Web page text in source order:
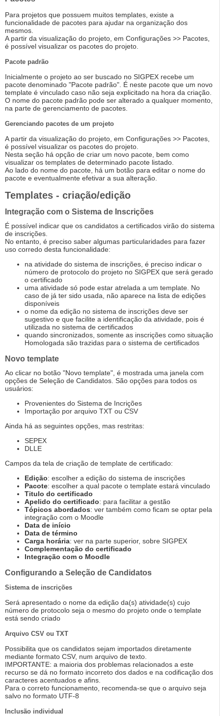
Para projetos que possuem muitos templates, existe a
funcionalidade de pacotes para ajudar na organização dos
mesmos.
A partir da visualização do projeto, em Configurações >> Pacotes,
é possível visualizar os pacotes do projeto.
Pacote padrão
Inicialmente o projeto ao ser buscado no SIGPEX recebe um
pacote denominado "Pacote padrão". É neste pacote que um novo
template é vinculado caso não seja explicitado na hora da criação.
O nome do pacote padrão pode ser alterado a qualquer momento,
na parte de gerenciamento de pacotes.
Gerenciando pacotes de um projeto
A partir da visualização do projeto, em Configurações >> Pacotes,
é possível visualizar os pacotes do projeto.
Nesta seção há opção de criar um novo pacote, bem como
visualizar os templates de determinado pacote listado.
Ao lado do nome do pacote, há um botão para editar o nome do
pacote e eventualmente efetivar a sua alteração.
Templates - criação/edição
Integração com o Sistema de Inscrições
É possível indicar que os candidatos a certificados virão do sistema
de inscrições.
No entanto, é preciso saber algumas particularidades para fazer
uso corredo desta funcionalidade:
na atividade do sistema de inscrições, é preciso indicar o
número de protocolo do projeto no SIGPEX que será gerado
o certificado
uma atividade só pode estar atrelada a um template. No
caso de já ter sido usada, não aparece na lista de edições
disponíveis
o nome da edição no sistema de inscrições deve ser
sugestivo e que facilite a identificação da atividade, pois é
utilizada no sistema de certificados
quando sincronizados, somente as inscrições como situação
Homologada são trazidas para o sistema de certificados
Novo template
Ao clicar no botão "Novo template", é mostrada uma janela com
opções de Seleção de Candidatos. São opções para todos os
usuários:
Provenientes do Sistema de Incrições
Importação por arquivo TXT ou CSV
Ainda há as seguintes opções, mas restritas:
SEPEX
DLLE
Campos da tela de criação de template de certificado:
Edição: escolher a edição do sistema de inscrições
Pacote: escolher a qual pacote o template estará vinculado
Titulo do certificado
Apelido do certificado: para facilitar a gestão
Tópicos abordados: ver também como ficam se optar pela
integração com o Moodle
Data de início
Data de término
Carga horária: ver na parte superior, sobre SIGPEX
Complementação do certificado
Integração com o Moodle
Configurando a Seleção de Candidatos
Sistema de inscrições
Será apresentado o nome da edição da(s) atividade(s) cujo
número de protocolo seja o mesmo do projeto onde o template
está sendo criado
Arquivo CSV ou TXT
Possibilita que os candidatos sejam importados diretamente
mediante formato CSV, num arquivo de texto.
IMPORTANTE: a maioria dos problemas relacionados a este
recurso se dá no formato incorreto dos dados e na codificação dos
caracteres acentuados e afins.
Para o correto funcionamento, recomenda-se que o arquivo seja
salvo no formato UTF-8
Inclusão individual